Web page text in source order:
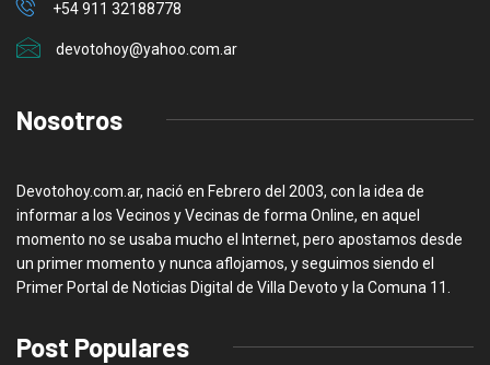
+54 911 32188778
devotohoy@yahoo.com.ar
Nosotros
Devotohoy.com.ar, nació en Febrero del 2003, con la idea de
informar a los Vecinos y Vecinas de forma Online, en aquel
momento no se usaba mucho el Internet, pero apostamos desde
un primer momento y nunca aflojamos, y seguimos siendo el
Primer Portal de Noticias Digital de Villa Devoto y la Comuna 11.
Post Populares